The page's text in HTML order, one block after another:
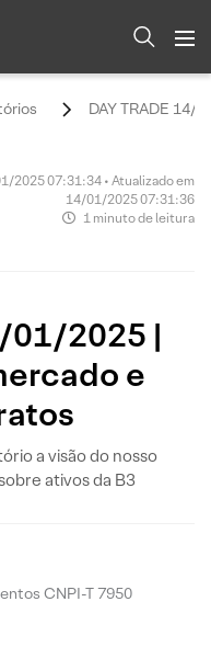
DAY TRADE 14/
2025 07:31:34 • Atualizado em
14/01/2025 07:31:36
1 minuto de leitura
01/2025 |
e
a visão do nosso
ativos da B3
CNPI-T 7950